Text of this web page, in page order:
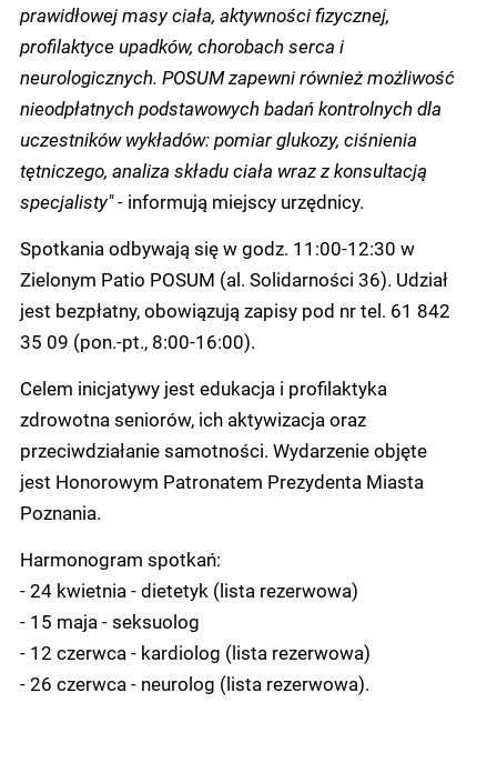
prawidłowej masy ciała, aktywności fizycznej,
profilaktyce upadków, chorobach serca i
neurologicznych. POSUM zapewni również możliwość
nieodpłatnych podstawowych badań kontrolnych dla
uczestników wykładów: pomiar glukozy, ciśnienia
tętniczego, analiza składu ciała wraz z konsultacją
specjalisty"- informują miejscy urzędnicy.
Spotkania odbywają się w godz. 11:00-12:30 w
Zielonym Patio POSUM (al. Solidarności 36). Udział
jest bezpłatny, obowiązują zapisy pod nr tel. 61 842
35 09 (pon.-pt., 8:00-16:00).
Celem inicjatywy jest edukacja i profilaktyka
zdrowotna seniorów, ich aktywizacja oraz
przeciwdziałanie samotności. Wydarzenie objęte
jest Honorowym Patronatem Prezydenta Miasta
Poznania.
Harmonogram spotkań:
- 24 kwietnia - dietetyk (lista rezerwowa)
- 15 maja - seksuolog
- 12 czerwca - kardiolog (lista rezerwowa)
- 26 czerwca - neurolog (lista rezerwowa).